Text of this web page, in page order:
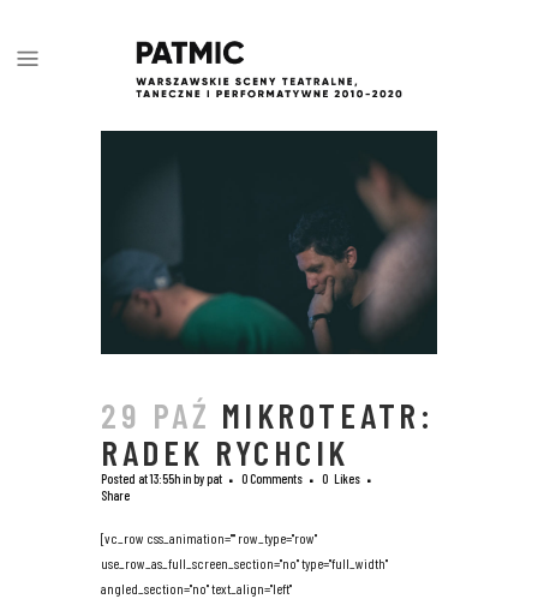
29 PAŹ MIKROTEATR:
RADEK RYCHCIK
Posted at 13:55hinbypat 0 Comments 0 Likes
Share
[vc_row css_animation="" row_type="row"
use_row_as_full_screen_section="no" type="full_width"
angled_section="no" text_align="left"